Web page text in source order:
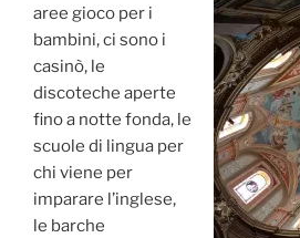
aree gioco per i
bambini, ci sono i
casinò, le
discoteche aperte
fino a notte fonda, le
scuole di lingua per
chi viene per
imparare l’inglese,
le barche